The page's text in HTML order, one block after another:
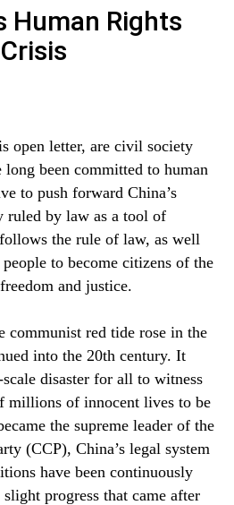
Human Rights
Crisis
open letter, are civil society
long been committed to human
to push forward China’s
ruled by law as a tool of
the rule of law, as well
to become citizens of the
and justice.
communist red tide rose in the
into the 20th century. It
disaster for all to witness
millions of innocent lives to be
the supreme leader of the
(CCP), China’s legal system
have been continuously
progress that came after